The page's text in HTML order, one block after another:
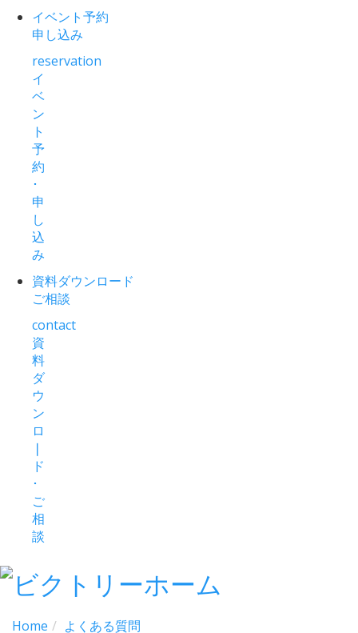
イベント予約
申し込み
reservation
イ
ベ
ン
ト
予
約
･
申
し
込
み
資料ダウンロード
ご相談
contact
資
料
ダ
ウ
ン
ロ
❘
ド
･
ご
相
談
Home よくある質問